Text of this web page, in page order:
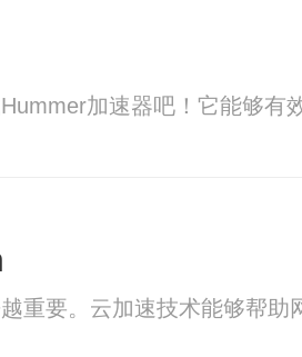
加速器吧！它能够
重要。云加速技术能够帮助